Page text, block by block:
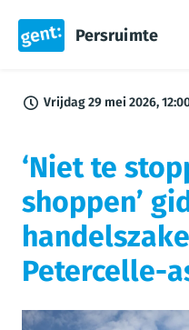
Persruimte
Vrijdag 29 mei 2026, 12:00
‘Niet te
shoppen’
Petercelle-